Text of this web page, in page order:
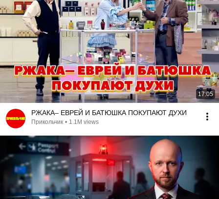
17:05
РЖАКА– ЕВРЕЙ И БАТЮШКА ПОКУПАЮТ ДУХИ
Прикольчик • 1.1M views